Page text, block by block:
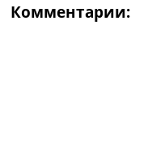
Комментарии: